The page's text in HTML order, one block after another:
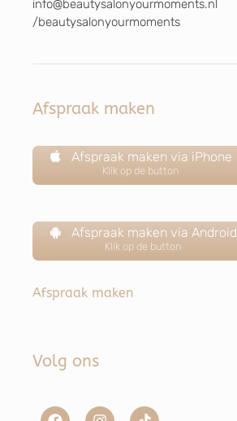
info@beautysalonyourmoments.nl
/beautysalonyourmoments
Afspraak maken
Afspraak maken via iPhone
Klik op de button
Afspraak maken via Android
Klik op de button
Afspraak maken
Volg ons